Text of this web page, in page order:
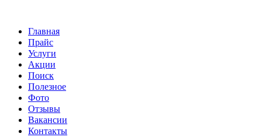
Главная
Прайс
Услуги
Акции
Поиск
Полезное
Фото
Отзывы
Вакансии
Контакты